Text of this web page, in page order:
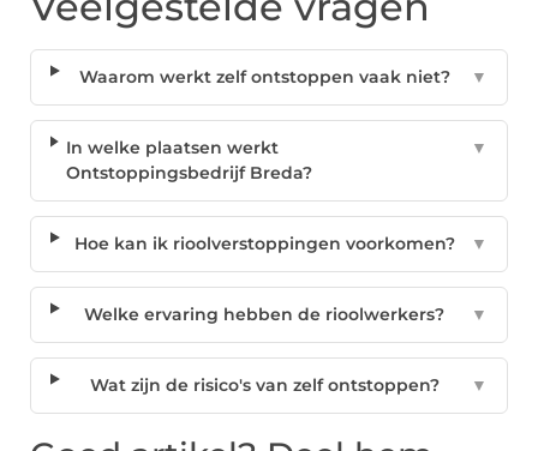
Waarom werkt zelf ontstoppen vaak niet? ▼
In welke plaatsen werkt
Ontstoppingsbedrijf Breda?
▼
Hoe kan ik rioolverstoppingen voorkomen? ▼
Welke ervaring hebben de rioolwerkers? ▼
Wat zijn de risico's van zelf ontstoppen? ▼